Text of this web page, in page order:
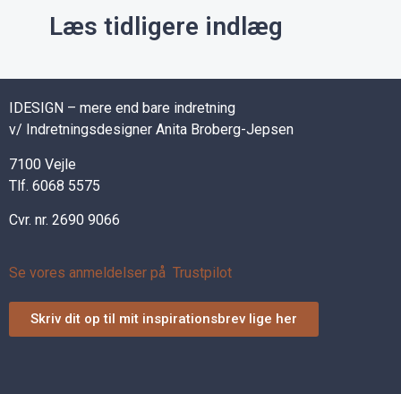
Læs tidligere indlæg
IDESIGN – mere end bare indretning
v/ Indretningsdesigner Anita Broberg-Jepsen
7100 Vejle
Tlf. 6068 5575
Cvr. nr. 2690 9066
Se vores anmeldelser på Trustpilot
Skriv dit op til mit inspirationsbrev lige her